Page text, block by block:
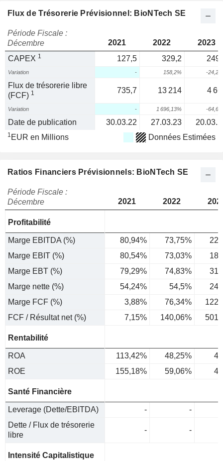
Flux de Trésorerie Prévisionnel: BioNTech SE
Période Fiscale :
Décembre
2021 2022
2023
CAPEX 1 127,5 329,2
Variation - 158,2% -
Flux de trésorerie libre
(FCF) 1 735,7 13 214 4
Variation - 1 696,13% -
Date de publication 30.03.22 27.03.23
1 EUR en Millions Données Estimées
Ratios Financiers Prévisionnels: BioNTech SE
Période Fiscale :
Décembre
2021 2022
Profitabilité
Marge EBITDA (%) 80,94% 73,75%
Marge EBIT (%)
80,54% 73,03%
Marge EBT (%)
79,29% 74,83%
Marge nette (%)
54,24% 54,5%
Marge FCF (%)
3,88% 76,34%
FCF / Résultat net (%)
7,15% 140,06%
Rentabilité
ROA 113,42% 48,25%
ROE
155,18% 59,06%
Santé Financière
Leverage (Dette/EBITDA) -
-
Dette / Flux de trésorerie
libre
- -
Intensité Capitalistique